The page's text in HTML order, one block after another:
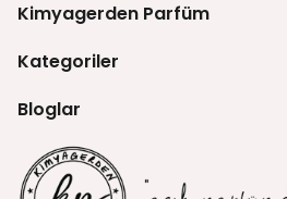
Kimyagerden Parfüm
Kategoriler
Bloglar